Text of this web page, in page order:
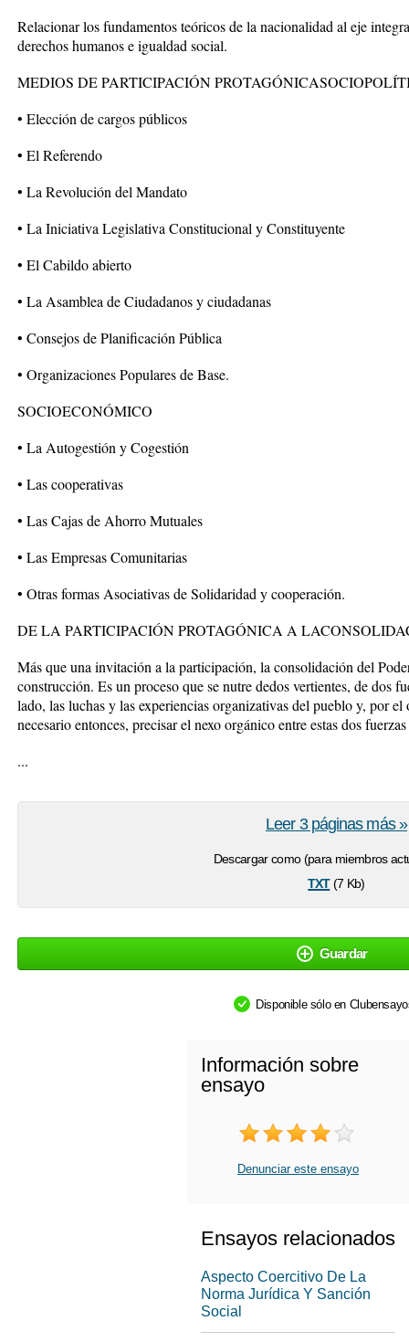
Relacionar los fundamentos teóricos de la nacionalidad al eje
derechos humanos e igualdad social.
MEDIOS DE PARTICIPACIÓN
• Elección de cargos públicos
• El Referendo
• La Revolución del Mandato
• La Iniciativa Legislativa Constitucional y Constituyente
• El Cabildo abierto
• La Asamblea de Ciudadanos y ciudadanas
• Consejos de Planificación Pública
• Organizaciones Populares de Base.
SOCIOECONÓMICO
• La Autogestión y Cogestión
• Las cooperativas
• Las Cajas de Ahorro Mutuales
• Las Empresas Comunitarias
• Otras formas Asociativas de Solidaridad y cooperación.
DE LA PARTICIPACIÓN PROTAGÓNICA A
Más que una invitación a la participación, la consolidación del
construcción. Es un proceso que se nutre dedos vertientes, de dos
lado, las luchas y las experiencias organizativas del pueblo y, por
necesario entonces, precisar el nexo orgánico entre estas dos
...
Descargar como (para miembros
txt(7 Kb)
Leer 3 páginas más »
Guardar
Disponible sólo en
Información sobre
ensayo
Denunciar este ensayo
Ensayos relacionados
Aspecto Coercitivo De La
Norma Jurídica Y Sanción
Social